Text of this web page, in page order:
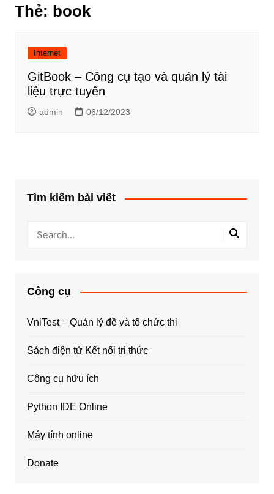
Thẻ: book
Internet
GitBook – Công cụ tạo và quản lý tài
liệu trực tuyến
admin 06/12/2023
Tìm kiếm bài viết
Công cụ
VniTest – Quản lý đề và tổ chức thi
Sách điện tử Kết nối tri thức
Công cụ hữu ích
Python IDE Online
Máy tính online
Donate